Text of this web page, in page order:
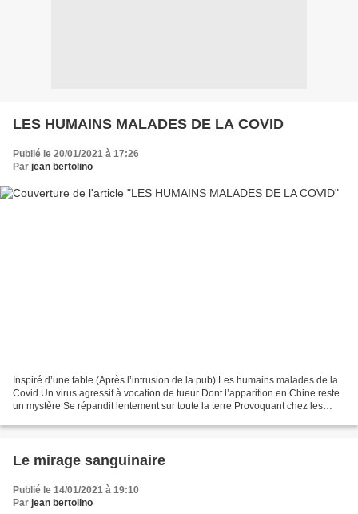
LES HUMAINS MALADES DE LA COVID
Publié le 20/01/2021 à 17:26
Par jean bertolino
Inspiré d’une fable (Après l’intrusion de la pub) Les humains malades de la
Covid Un virus agressif à vocation de tueur Dont l’apparition en Chine reste
un mystère Se répandit lentement sur toute la terre Provoquant chez les
Le mirage sanguinaire
Publié le 14/01/2021 à 19:10
Par jean bertolino